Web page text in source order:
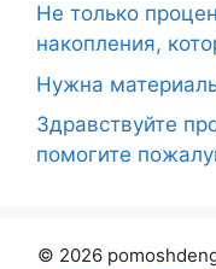
Не только
накопления,
Нужна
Здравствуйте
помогите
© 2026